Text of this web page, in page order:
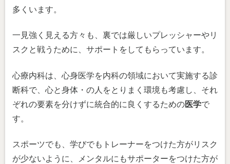
多くいます。
一見強く見える方々も、裏では厳しいプレッシャーやリ
スクと戦うために、サポートをしてもらっています。
心療内科は、心身医学を内科の領域において実施する診
断科で、心と身体・の人をとりまく環境も考慮し、それ
ぞれの要素を分けずに統合的に良くするための医学で
す。
スポーツでも、学びでもトレーナーをつけた方がリスク
が少ないように、メンタルにもサポーターをつけた方が